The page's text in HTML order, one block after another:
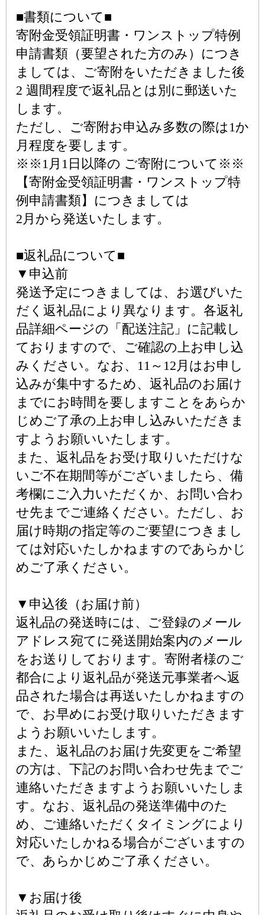
■書類について■
寄附金受領証明書・ワンストップ特例
申請書類（要望された方のみ）につき
ましては、ご寄附をいただきました後
2 週間程度で返礼品とは別に郵送いた
します。
ただし、ご寄附お申込み多数の際は1か
月程度を要します。
※※1月1日以降の ご寄附について※※
【寄附金受領証明書・ワンストップ特
例申請書類】につきましては
2月から発送いたします。
■返礼品について■
▼申込前
発送予定につきましては、お選びいた
だく返礼品により異なります。各返礼
品詳細ページの「配送注記」に記載し
ておりますので、ご確認の上お申し込
みください。なお、11～12月はお申し
込みが集中するため、返礼品のお届け
までにお時間を要しますことをあらか
じめご了承の上お申し込みいただきま
すようお願いいたします。
また、返礼品をお受け取りいただけな
いご不在期間等がございましたら、備
考欄にご入力いただくか、お問い合わ
せ先までご連絡ください。ただし、お
届け時期の指定等のご要望につきまし
ては対応いたしかねますのであらかじ
めご了承ください。
▼申込後（お届け前）
返礼品の発送時には、ご登録のメール
アドレス宛てに発送開始案内のメール
をお送りしております。寄附者様のご
都合により返礼品が発送元事業者へ返
品された場合は再送いたしかねますの
で、お早めにお受け取りいただきます
ようお願いいたします。
また、返礼品のお届け先変更をご希望
の方は、下記のお問い合わせ先までご
連絡いただきますようお願いいたしま
す。なお、返礼品の発送準備中のた
め、ご連絡いただくタイミングにより
対応いたしかねる場合がございますの
で、あらかじめご了承ください。
▼お届け後